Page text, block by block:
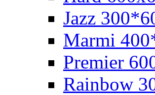
Jazz
Marmi
Premier
Rainbow